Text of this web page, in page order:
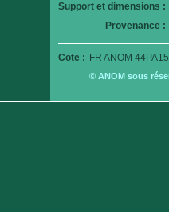
Support et dimensions :
Provenance :
Cote : FR ANOM
© ANOM sous